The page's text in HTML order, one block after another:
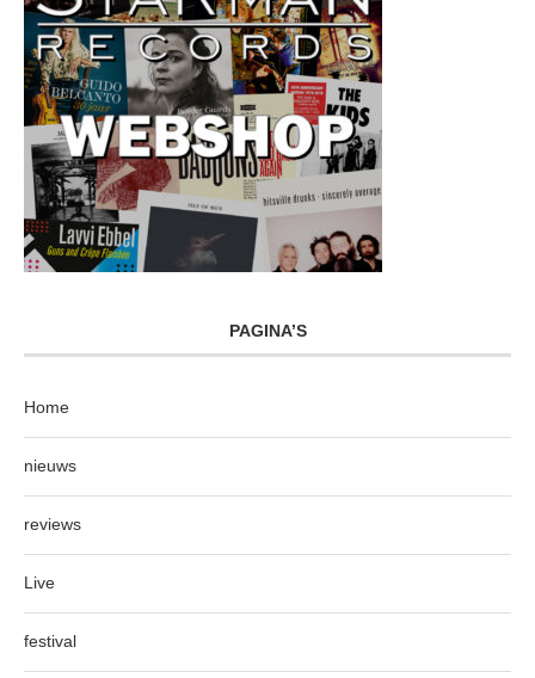
PAGINA’S
Home
nieuws
reviews
Live
festival